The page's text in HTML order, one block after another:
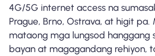
4G/5G internet access na
Prague, Brno, Ostrava, at higit pa.
mataong mga lungsod hanggang
bayan at magagandang rehiyon,